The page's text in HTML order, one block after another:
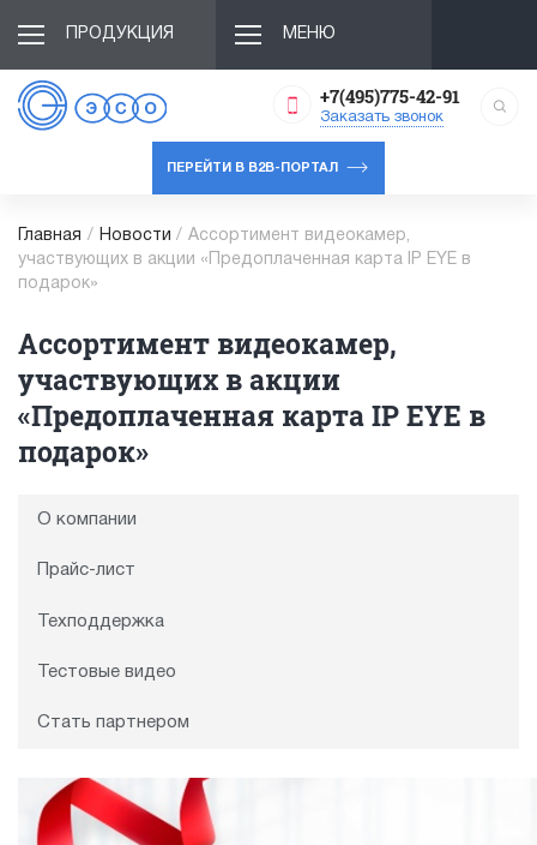
ПРОДУКЦИЯ МЕНЮ
+7(495)775-42-91
Заказать звонок
ПЕРЕЙТИ В B2B-ПОРТАЛ
Главная / Новости / Ассортимент видеокамер,
участвующих в акции «Предоплаченная карта IP EYE в
подарок»
Ассортимент видеокамер,
участвующих в акции
«Предоплаченная карта IP EYE в
подарок»
О компании
Прайс-лист
Техподдержка
Тестовые видео
Стать партнером